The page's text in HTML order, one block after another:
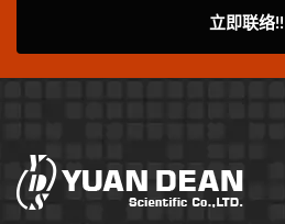
立即联络!!